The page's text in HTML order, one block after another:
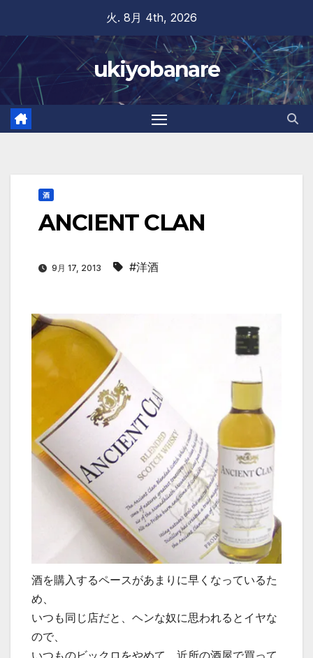
content
火. 8月 4th, 2026
ukiyobanare
酒
ANCIENT CLAN
9月 17, 2013 #洋酒
酒を購入するペースがあまりに早くなっているた
め、
いつも同じ店だと、ヘンな奴に思われるとイヤな
ので、